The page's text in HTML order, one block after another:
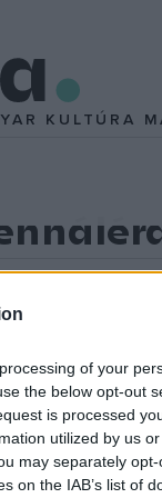
of your
the below opt-out
is processed
utilized by us
may separately
on the IAB’s list of
KULTÚRA
éremművészet
Lábasházban